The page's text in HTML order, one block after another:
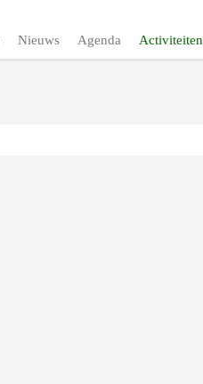
Nieuws Agenda Activiteiten